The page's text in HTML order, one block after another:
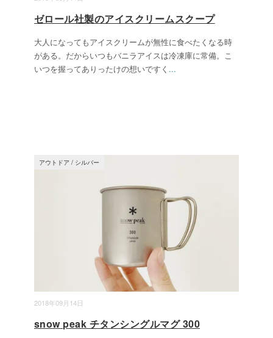
ゼロール社製のアイスクリームスクープ
大人になってもアイスクリームが無性に食べたくなる時
がある。だからいつもバニラアイスは冷凍庫に常備。こ
いつを握ってありったけの想いですく ...
2018年09月14日
アウトドア / シルバー
snow peak チタンシングルマグ 300